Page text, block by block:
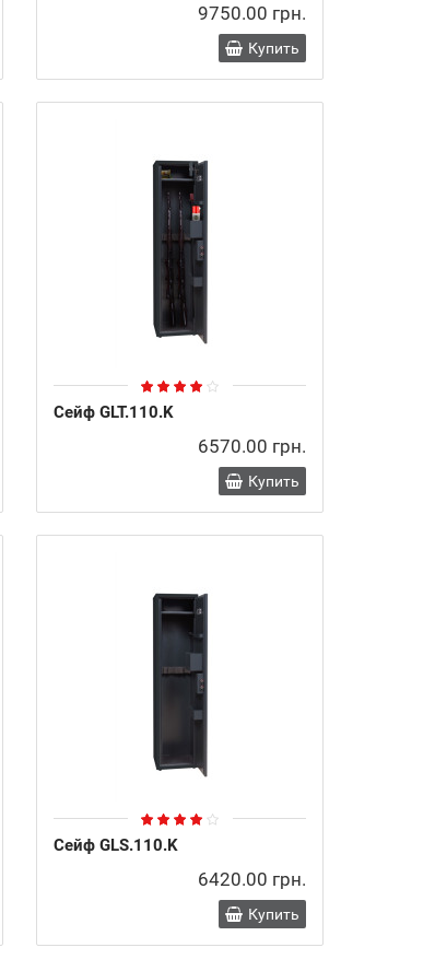
9750.00 грн.
Купить
Сейф GLT.110.K
6570.00 грн.
Купить
Сейф GLS.110.K
6420.00 грн.
Купить